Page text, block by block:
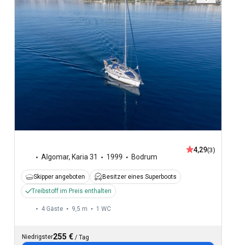
Algomar, Karia 31 1999 Bodrum
4,29(3)
Skipper angeboten
Besitzer eines Superboots
Treibstoff im Preis enthalten
4 Gäste 9,5 m 1 WC
Niedrigster255 € / Tag